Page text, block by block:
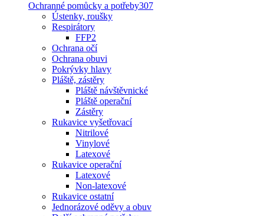
Ochranné pomůcky a potřeby307
Ústenky, roušky
Respirátory
FFP2
Ochrana očí
Ochrana obuvi
Pokrývky hlavy
Pláště, zástěry
Pláště návštěvnické
Pláště operační
Zástěry
Rukavice vyšetřovací
Nitrilové
Vinylové
Latexové
Rukavice operační
Latexové
Non-latexové
Rukavice ostatní
Jednorázové oděvy a obuv